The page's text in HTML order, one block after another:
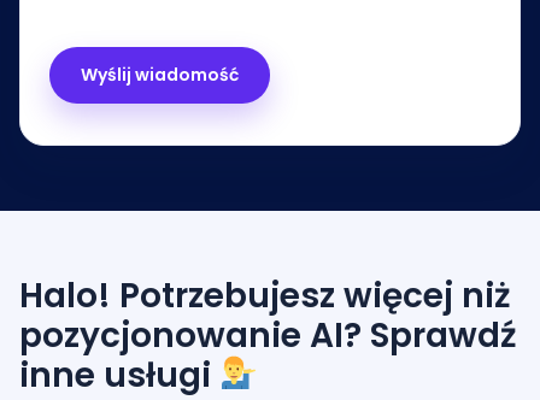
Halo! Potrzebujesz więcej niż
pozycjonowanie AI? Sprawdź
inne usługi